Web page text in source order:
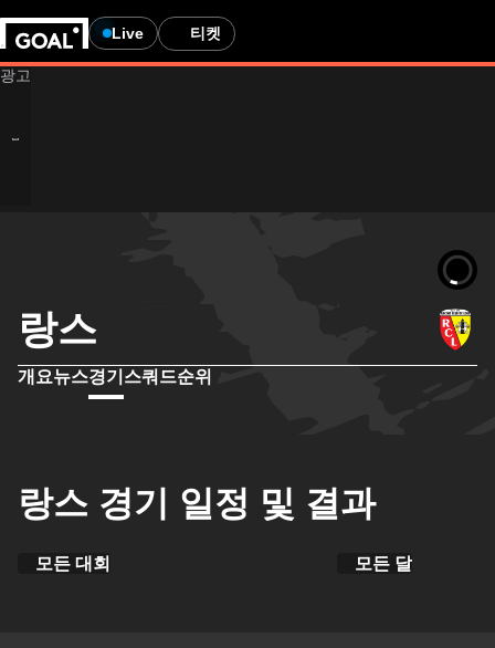
Live 티켓
랑스
개요뉴스경기 스쿼드순위
랑스 경기 일정 및 결과
모든 대회 모든 달